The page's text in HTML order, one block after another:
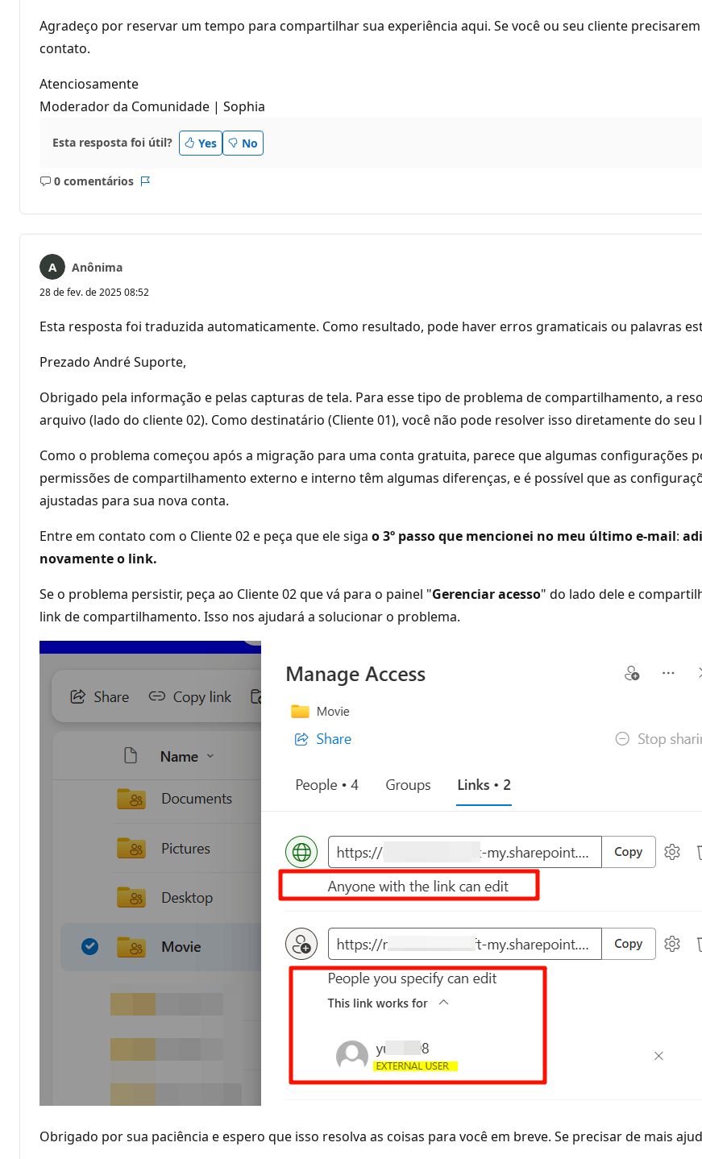
Agradeço por reservar um tempo para compartilhar sua experiência aqui. Se você ou seu cliente
contato.
Atenciosamente
Moderador da Comunidade | Sophia
Esta resposta foi útil? Yes No
0 comentários
Sem
Anônima
28 de fev. de 2025 08:52
Esta resposta foi traduzida automaticamente. Como resultado, pode haver erros gramaticais ou palavras
Prezado André Suporte,
Obrigado pela informação e pelas capturas de tela. Para esse tipo de problema de compartilhamento, a
arquivo (lado do cliente 02). Como destinatário (Cliente 01), você não pode resolver isso diretamente do seu
Como o problema começou após a migração para uma conta gratuita, parece que algumas configurações
permissões de compartilhamento externo e interno têm algumas diferenças, e é possível que as
ajustadas para sua nova conta.
Entre em contato com o Cliente 02 e peça que ele siga o 3º passo que mencionei no meu último e-mail:
novamente o link.
Se o problema persistir, peça ao Cliente 02 que vá para o painel "Gerenciar acesso" do lado dele e
link de compartilhamento. Isso nos ajudará a solucionar o problema.
Obrigado por sua paciência e espero que isso resolva as coisas para você em breve. Se precisar de mais